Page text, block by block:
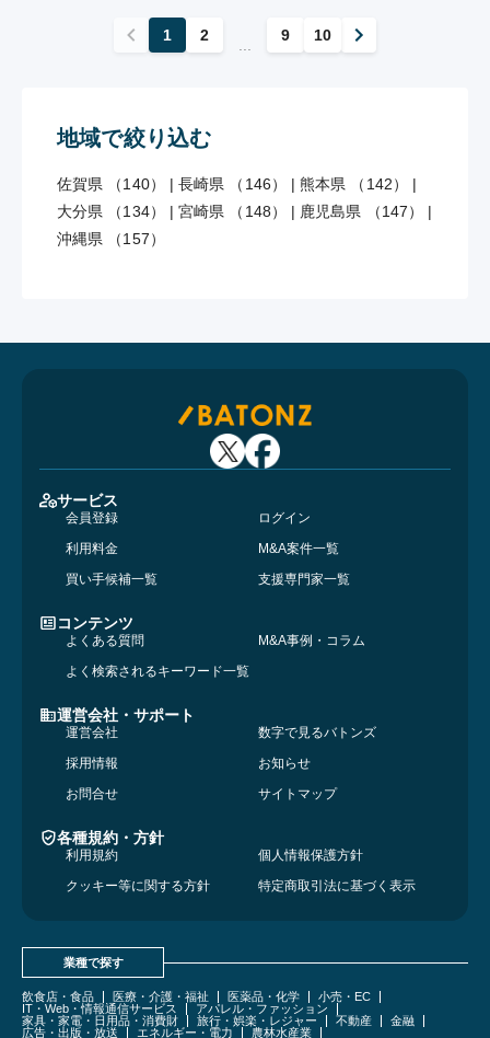
1 2
...
9 10
地域で絞り込む
佐賀県 （140） |長崎県 （146） |熊本県 （142）
|
大分県 （134）
|宮崎県 （148） | 鹿児島県 （147）
|
沖縄県 （157）
サービス
会員登録
ログイン
利用料金
M&A案件一覧
買い手候補一覧
支援専門家一覧
コンテンツ
よくある質問
M&A事例・コラム
よく検索されるキーワード一覧
運営会社・サポート
運営会社
数字で見るバトンズ
採用情報
お知らせ
お問合せ
サイトマップ
各種規約・方針
利用規約
個人情報保護方針
クッキー等に関する方針
特定商取引法に基づく表示
業種で探す
飲食店・食品 医療・介護・福祉 医薬品・化学
小売・EC
IT・Web・情報通信サービス
アパレル・ファッション
家具・家電・日用品・消費財
旅行・娯楽・レジャー 不動産
金融
広告・出版・放送
エネルギー・電力 農林水産業